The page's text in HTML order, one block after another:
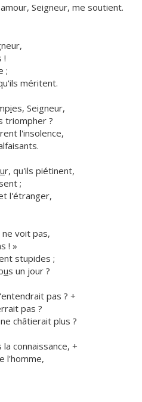
Seigneur, me soutient.
!
;
méritent.
ies, Seigneur,
triompher ?
rent l'insolence,
ur, qu'ils piétinent,
;
l'étranger,
ne voit pas,
! »
stupides ;
us un jour ?
pas ? +
pas ?
châtierait plus ?
la connaissance, +
l'homme,